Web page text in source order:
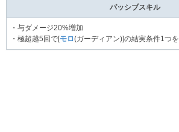
パッシブスキル
・与ダメージ20%増加
・極超越5回で[モロ(ガーディアン)]の結実条件1つ